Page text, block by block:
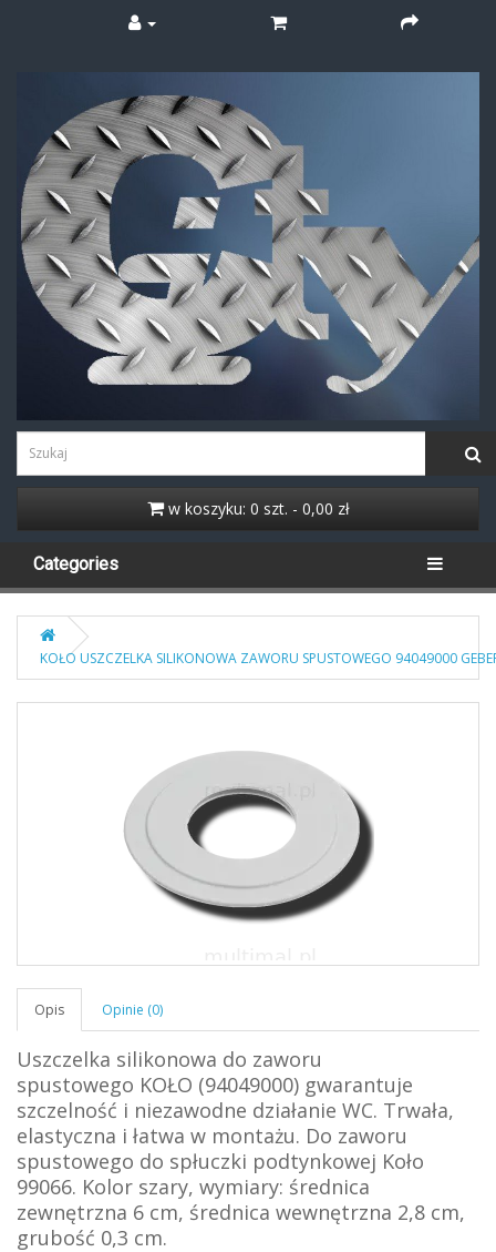
w koszyku: 0 szt. - 0,00 zł
Categories
KOŁO USZCZELKA SILIKONOWA ZAWORU SPUSTOWEGO 94049000
Opis Opinie (0)
Uszczelka silikonowa do zaworu
spustowego KOŁO (94049000) gwarantuje
szczelność i niezawodne działanie WC. Trwała,
elastyczna i łatwa w montażu. Do zaworu
spustowego do spłuczki podtynkowej Koło
99066. Kolor szary, wymiary: średnica
zewnętrzna 6 cm, średnica wewnętrzna 2,8 cm,
grubość 0,3 cm.